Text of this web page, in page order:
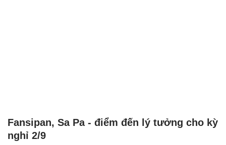
Fansipan, Sa Pa - điểm đến lý tưởng cho kỳ
nghỉ 2/9